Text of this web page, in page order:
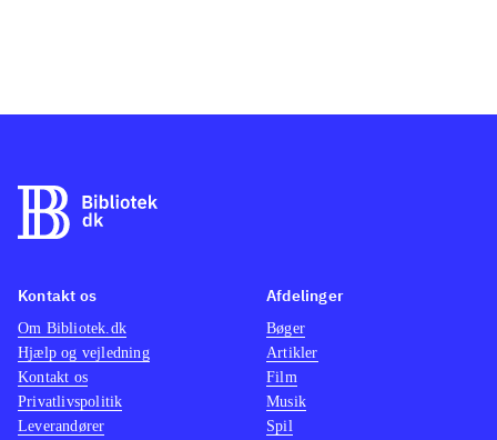
Kontakt os
Om Bibliotek.dk
Hjælp og vejledning
Kontakt os
Privatlivspolitik
Leverandører
Afdelinger
Bøger
Artikler
Film
Musik
Spil